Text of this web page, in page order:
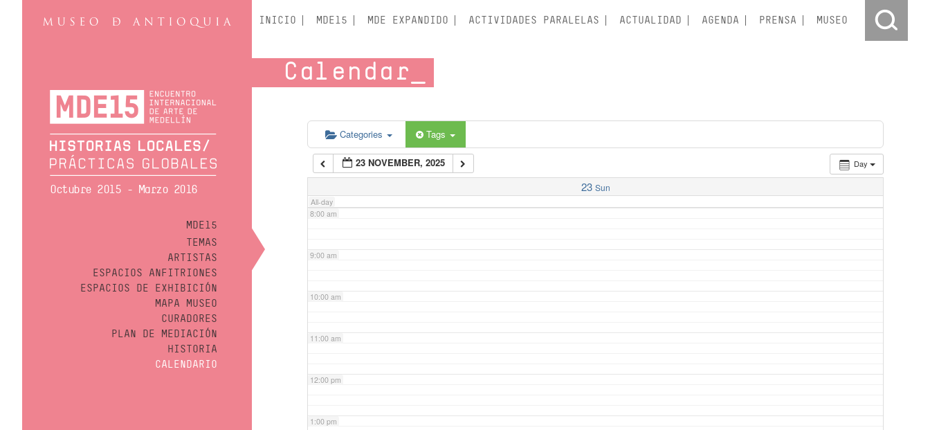
Octubre 2015 - Marzo 2016
MDE15
TEMAS
ARTISTAS
ESPACIOS ANFITRIONES
ESPACIOS DE EXHIBICIÓN
MAPA MUSEO
CURADORES
PLAN DE MEDIACIÓN
HISTORIA
CALENDARIO
INICIO MDE15 MDE EXPANDIDO ACTIVIDADES PARALELAS ACTUALIDAD AGENDA PRENSA MUSEO
Calendar
Categories Tags
Day
23 NOVEMBER, 2025
23 Sun
All-day
5:00 am
6:00 am
7:00 am
8:00 am
9:00 am
10:00 am
11:00 am
12:00 pm
1:00 pm